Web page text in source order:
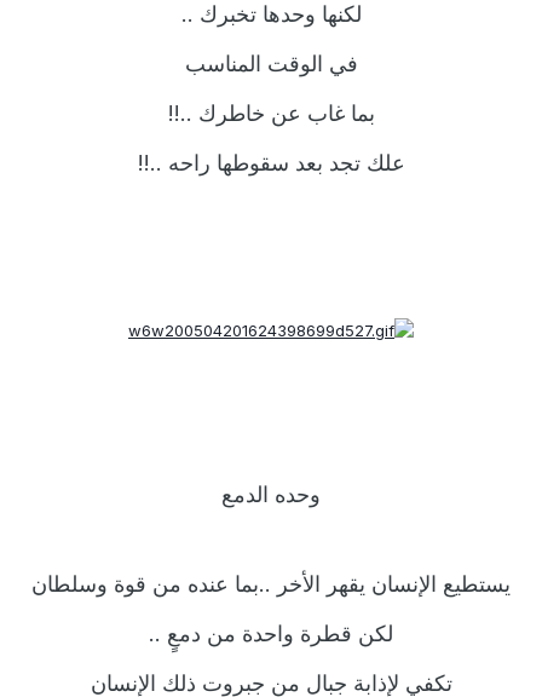
لكنها وحدها تخبرك ..
في الوقت المناسب
بما غاب عن خاطرك ..!!
علك تجد بعد سقوطها راحه ..!!
وحده الدمع
يستطيع الإنسان يقهر الأخر ..بما عنده من قوة وسلطان
لكن قطرة واحدة من دمعٍ ..
تكفي لإذابة جبال من جبروت ذلك الإنسان